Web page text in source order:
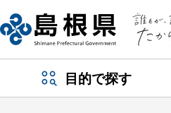
目的で探す